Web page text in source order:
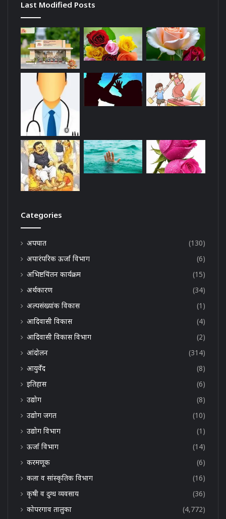
Last Modified Posts
Categories
अपघात
(130)
अपारंपरिक ऊर्जा विभाग
(6)
अभिष्टचिंतन कार्यक्रम
(15)
अर्थकारण
(34)
अल्पसंख्यांक विकास
(1)
आदिवासी विकास
(4)
आदिवासी विकास विभाग
(2)
आंदोलन
(314)
आयुर्वेद
(8)
इतिहास
(6)
उद्योग
(8)
उद्योग जगत
(10)
उद्योग विभाग
(1)
ऊर्जा विभाग
(14)
करमणूक
(6)
कला व सांस्कृतिक विभाग
(16)
कृषी व दुग्ध व्यवसाय
(36)
कोपरगाव तालुका
(4,772)